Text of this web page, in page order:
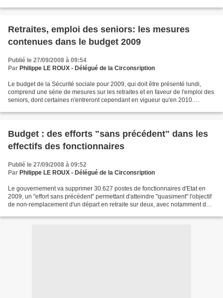
Retraites, emploi des seniors: les mesures
contenues dans le budget 2009
Publié le 27/09/2008 à 09:54
Par Philippe LE ROUX - Délégué de la Circonsription
Le budget de la Sécurité sociale pour 2009, qui doit être présenté lundi,
comprend une série de mesures sur les retraites et en faveur de l'emploi des
seniors, dont certaines n'entreront cependant en vigueur qu'en 2010.
Budget : des efforts "sans précédent" dans les
effectifs des fonctionnaires
Publié le 27/09/2008 à 09:52
Par Philippe LE ROUX - Délégué de la Circonsription
Le gouvernement va supprimer 30.627 postes de fonctionnaires d'Etat en
2009, un "effort sans précédent" permettant d'atteindre "quasiment" l'objectif
de non-remplacement d'un départ en retraite sur deux, avec notamment des